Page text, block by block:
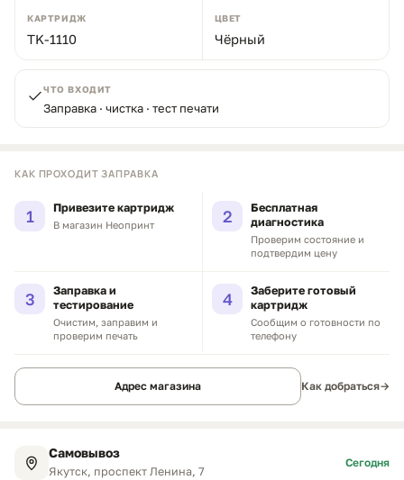
КАРТРИДЖ
TK-1110
ЦВЕТ
Чёрный
ЧТО ВХОДИТ
Заправка · чистка · тест печати
КАК ПРОХОДИТ ЗАПРАВКА
1 Привезите картридж
В магазин Неопринт 2
Бесплатная
диагностика
Проверим состояние и
подтвердим цену
3
Заправка и
тестирование
Очистим, заправим и
проверим печать
4
Заберите готовый
картридж
Сообщим о готовности по
телефону
Адрес магазина Как добраться→
Самовывоз
Якутск, проспект Ленина, 7
Сегодня